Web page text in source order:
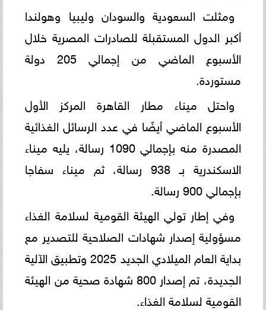
ومثلت السعودية والسودان وليبيا وهولندا
أكبر الدول المستقبلة للصادرات المصرية خلال
الأسبوع الماضي من إجمالي 205 دولة
مستوردة.
واحتل ميناء مطار القاهرة المركز الأول
الأسبوع الماضي أيضًا في عدد الرسائل الغذائية
المصدرة منه بإجمالي 1090 رسالة، يليه ميناء
الاسكندرية بـ 938 رسالة، ثم ميناء سفاجا
بإجمالي 900 رسالة.
وفي إطار تولي الهيئة القومية لسلامة الغذاء
مسؤولية إصدار شهادات الصلاحية للتصدير مع
بداية العام الميلادي الجديد 2025 وتطبيق الآلية
الجديدة، تم إصدار 800 شهادة صحية من الهيئة
القومية لسلامة الغذاء.